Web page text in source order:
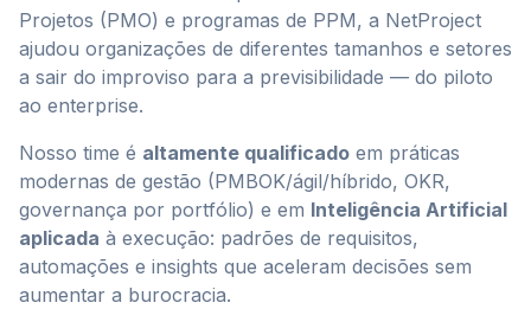
Projetos (PMO) e programas de PPM, a NetProject
ajudou organizações de diferentes tamanhos e setores
a sair do improviso para a previsibilidade — do piloto
ao enterprise.
Nosso time é altamente qualificado em práticas
modernas de gestão (PMBOK/ágil/híbrido, OKR,
governança por portfólio) e em Inteligência Artificial
aplicada à execução: padrões de requisitos,
automações e insights que aceleram decisões sem
aumentar a burocracia.